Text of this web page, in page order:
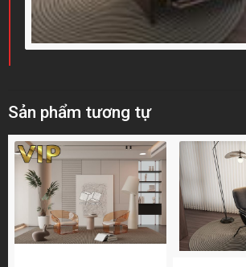
Sản phẩm tương tự